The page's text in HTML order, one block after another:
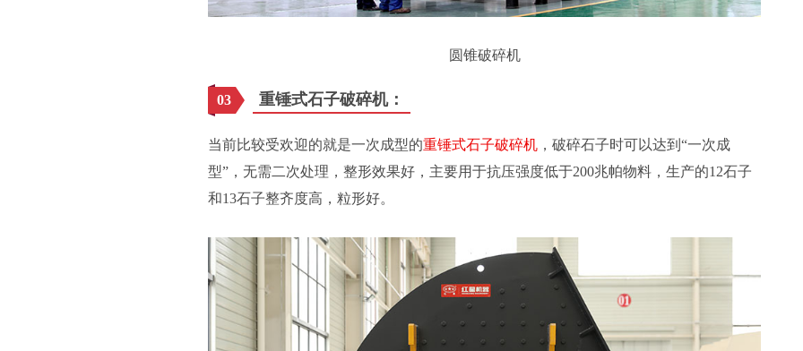
圆锥破碎机
03 重锤式石子破碎机：
当前比较受欢迎的就是一次成型的重锤式石子破碎机 ，破碎石子时可以达到“一次成
型”，无需二次处理，整形效果好，主要用于抗压强度低于200兆帕物料，生产的12石子
和13石子整齐度高，粒形好。